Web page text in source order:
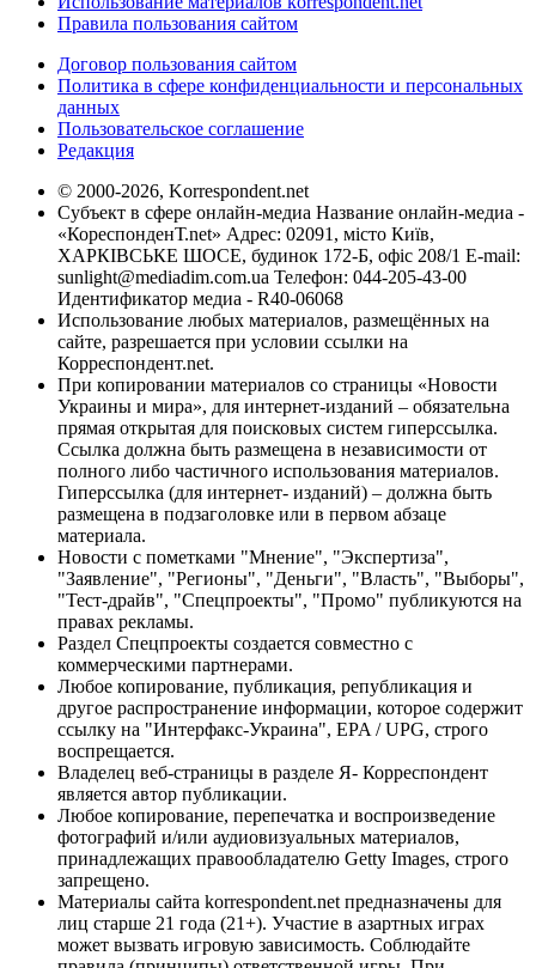
Правила пользования сайтом
Договор пользования сайтом
Политика в сфере конфиденциальности и персональных
данных
Пользовательское соглашение
Редакция
© 2000-2026, Korrespondent.net
Субъект в сфере онлайн-медиа Название онлайн-медиа -
«КореспонденТ.net» Адрес: 02091, місто Київ,
ХАРКІВСЬКЕ ШОСЕ, будинок 172-Б, офіс 208/1 E-mail:
sunlight@mediadim.com.ua Телефон: 044-205-43-00
Идентификатор медиа - R40-06068
Использование любых материалов, размещённых на
сайте, разрешается при условии ссылки на
Корреспондент.net.
При копировании материалов со страницы «Новости
Украины и мира», для интернет-изданий – обязательна
прямая открытая для поисковых систем гиперссылка.
Ссылка должна быть размещена в независимости от
полного либо частичного использования материалов.
Гиперссылка (для интернет- изданий) – должна быть
размещена в подзаголовке или в первом абзаце
материала.
Новости с пометками "Мнение", "Экспертиза",
"Заявление", "Регионы", "Деньги", "Власть", "Выборы",
"Тест-драйв", "Спецпроекты", "Промо" публикуются на
правах рекламы.
Раздел Спецпроекты создается совместно с
коммерческими партнерами.
Любое копирование, публикация, републикация и
другое распространение информации, которое содержит
ссылку на "Интерфакс-Украина", EPA / UPG, строго
воспрещается.
Владелец веб-страницы в разделе Я- Корреспондент
является автор публикации.
Любое копирование, перепечатка и воспроизведение
фотографий и/или аудиовизуальных материалов,
принадлежащих правообладателю Getty Images, строго
запрещено.
Материалы сайта korrespondent.net предназначены для
лиц старше 21 года (21+). Участие в азартных играх
может вызвать игровую зависимость. Соблюдайте